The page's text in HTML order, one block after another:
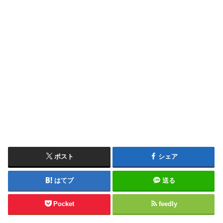
ポスト シェア
はてブ 送る
Pocket feedly